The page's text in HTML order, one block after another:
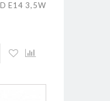
E14 3,5W